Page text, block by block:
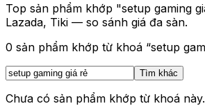
Top sản phẩm khớp "setup gaming
Lazada, Tiki — so sánh giá đa sàn.
0 sản phẩm khớp từ khoá “setup
Tìm khác
Chưa có sản phẩm khớp từ khoá này.